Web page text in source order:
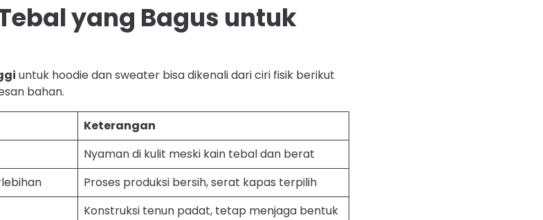
yang Bagus untuk
untuk hoodie dan sweater bisa dikenali dari ciri fisik berikut
bahan.
Keterangan
Nyaman di kulit meski kain tebal dan berat
Proses produksi bersih, serat kapas terpilih
Konstruksi tenun padat, tetap menjaga bentuk